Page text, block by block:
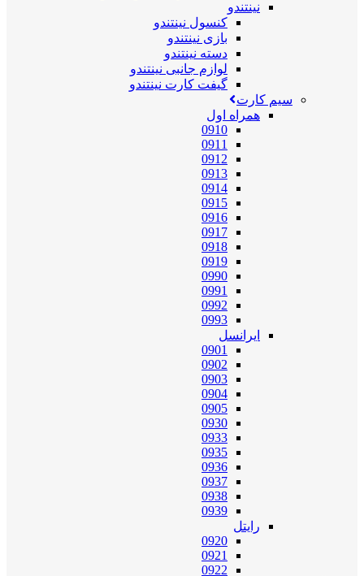
نینتندو
کنسول نینتندو
بازی نینتندو
دسته نینتندو
لوازم جانبی نینتندو
گیفت کارت نینتندو
سیم کارت
همراه اول
0910
0911
0912
0913
0914
0915
0916
0917
0918
0919
0990
0991
0992
0993
ایرانسل
0901
0902
0903
0904
0905
0930
0933
0935
0936
0937
0938
0939
رایتل
0920
0921
0922